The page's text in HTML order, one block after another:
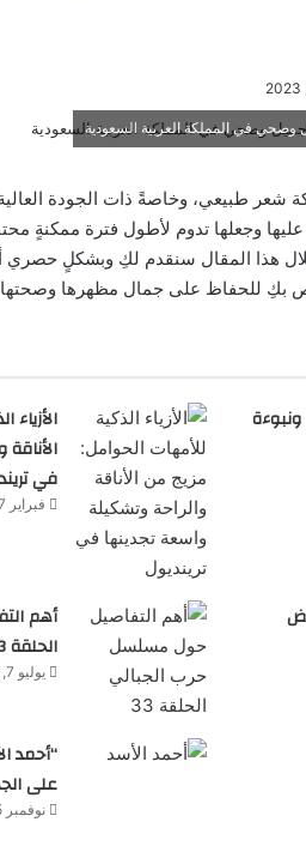
في المملكة العربية السعودية
طبيعي، وخاصةً ذات الجودة العالية
عليها وجعلها تدوم لأطول فترة ممكنةٍ
هذا المقال سنقدم لكِ وبشكلٍ حصري
بكِ للحفاظ على جمال مظهرها وصحتها
في
فبراير 27, 2026
أهم
الحلقة 33
يوليو 7, 2025
“أحمد
على
نوفمبر 5, 2024